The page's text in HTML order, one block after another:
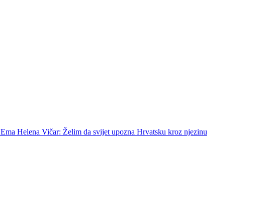
Ema Helena Vičar: Želim da svijet upozna Hrvatsku kroz njezinu